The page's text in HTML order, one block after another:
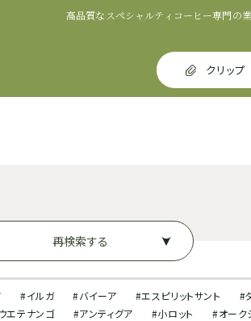
高品質なスペシャルティコーヒー専門の
クリップ
再検索する
#イルガ #バイーア #エスピリットサント #
エテナンゴ #アンティグア #小ロット #オーク